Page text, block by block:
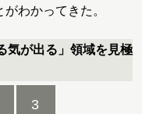
わかってきた。
気が出る」領域を見極
3